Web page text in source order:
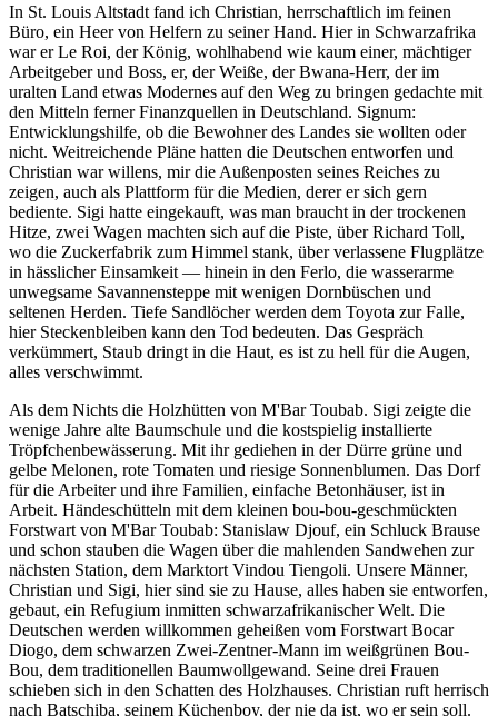
In St. Louis Altstadt fand ich Christian, herrschaftlich im feinen
Büro, ein Heer von Helfern zu seiner Hand. Hier in Schwarzafrika
war er Le Roi, der König, wohlhabend wie kaum einer, mächtiger
Arbeitgeber und Boss, er, der Weiße, der Bwana-Herr, der im
uralten Land etwas Modernes auf den Weg zu bringen gedachte mit
den Mitteln ferner Finanzquellen in Deutschland. Signum:
Entwicklungshilfe, ob die Bewohner des Landes sie wollten oder
nicht. Weitreichende Pläne hatten die Deutschen entworfen und
Christian war willens, mir die Außenposten seines Reiches zu
zeigen, auch als Plattform für die Medien, derer er sich gern
bediente. Sigi hatte eingekauft, was man braucht in der trockenen
Hitze, zwei Wagen machten sich auf die Piste, über Richard Toll,
wo die Zuckerfabrik zum Himmel stank, über verlassene Flugplätze
in hässlicher Einsamkeit — hinein in den Ferlo, die wasserarme
unwegsame Savannensteppe mit wenigen Dornbüschen und
seltenen Herden. Tiefe Sandlöcher werden dem Toyota zur Falle,
hier Steckenbleiben kann den Tod bedeuten. Das Gespräch
verkümmert, Staub dringt in die Haut, es ist zu hell für die Augen,
alles verschwimmt.
Als dem Nichts die Holzhütten von M'Bar Toubab. Sigi zeigte die
wenige Jahre alte Baumschule und die kostspielig installierte
Tröpfchenbewässerung. Mit ihr gediehen in der Dürre grüne und
gelbe Melonen, rote Tomaten und riesige Sonnenblumen. Das Dorf
für die Arbeiter und ihre Familien, einfache Betonhäuser, ist in
Arbeit. Händeschütteln mit dem kleinen bou-bou-geschmückten
Forstwart von M'Bar Toubab: Stanislaw Djouf, ein Schluck Brause
und schon stauben die Wagen über die mahlenden Sandwehen zur
nächsten Station, dem Marktort Vindou Tiengoli. Unsere Männer,
Christian und Sigi, hier sind sie zu Hause, alles haben sie entworfen,
gebaut, ein Refugium inmitten schwarzafrikanischer Welt. Die
Deutschen werden willkommen geheißen vom Forstwart Bocar
Diogo, dem schwarzen Zwei-Zentner-Mann im weißgrünen Bou-
Bou, dem traditionellen Baumwollgewand. Seine drei Frauen
schieben sich in den Schatten des Holzhauses. Christian ruft herrisch
nach Batschiba, seinem Küchenboy, der nie da ist, wo er sein soll.